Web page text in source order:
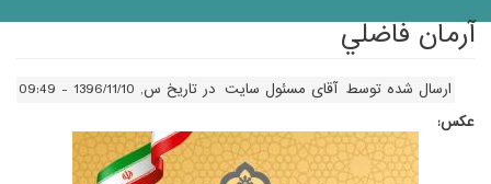
آرمان فاضلي
ارسال شده توسط آقای مسئول سایت در تاریخ س, 1396/11/10 - 09:49
عکس: